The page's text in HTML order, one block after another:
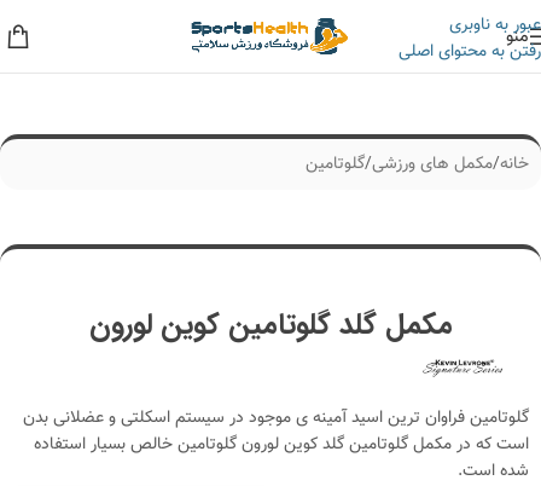
عبور به ناوبری
رفتن به محتوای اصلی
منو
خانه/مکمل های ورزشی/گلوتامین
مکمل گلد گلوتامین کوین لورون
گلوتامین فراوان ترین اسید آمینه ی موجود در سیستم اسکلتی و عضلانی بدن
است که در مکمل گلوتامین گلد کوین لورون گلوتامین خالص بسیار استفاده
شده است.